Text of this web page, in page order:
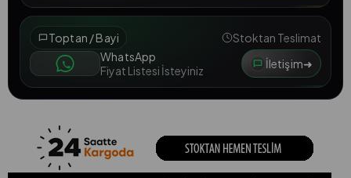
Toptan / Bayi
Stoktan Teslimat
WhatsApp
Fiyat Listesi İsteyiniz
İletişim➜